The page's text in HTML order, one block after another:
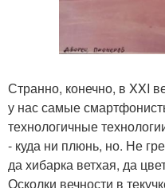
Странно, конечно, в XXI
у нас самые
технологичные
- куда ни плюнь, но. Не
да хибарка ветхая, да
Осколки вечности в